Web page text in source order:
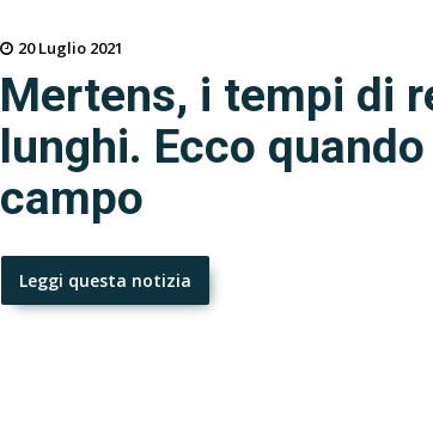
20 Luglio 2021
Mertens, i tempi di
lunghi. Ecco
campo
Leggi questa notizia